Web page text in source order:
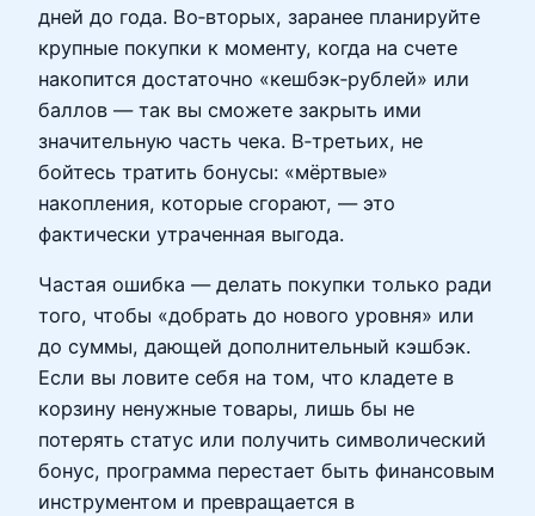
дней до года. Во‑вторых, заранее планируйте
крупные покупки к моменту, когда на счете
накопится достаточно «кешбэк‑рублей» или
баллов — так вы сможете закрыть ими
значительную часть чека. В‑третьих, не
бойтесь тратить бонусы: «мёртвые»
накопления, которые сгорают, — это
фактически утраченная выгода.
Частая ошибка — делать покупки только ради
того, чтобы «добрать до нового уровня» или
до суммы, дающей дополнительный кэшбэк.
Если вы ловите себя на том, что кладете в
корзину ненужные товары, лишь бы не
потерять статус или получить символический
бонус, программа перестает быть финансовым
инструментом и превращается в